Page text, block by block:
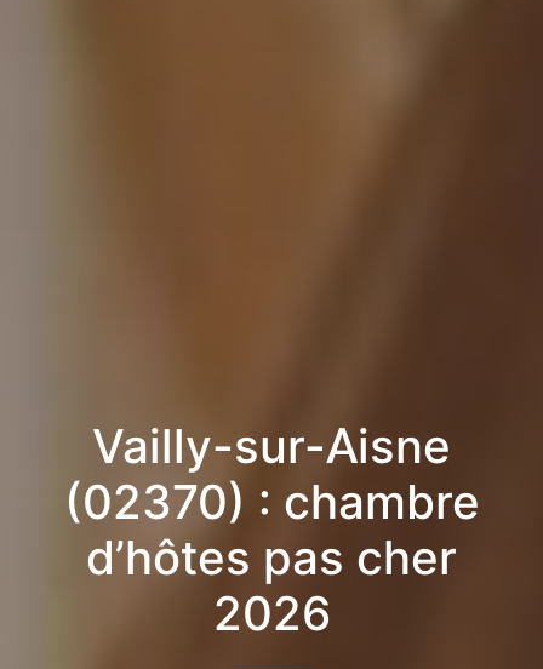
Vailly-sur-Aisne
(02370) : chambre
d’hôtes pas cher
2026